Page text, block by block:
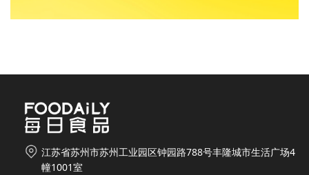
江苏省苏州市苏州工业园区钟园路788号丰隆城市生活广场4
幢1001室